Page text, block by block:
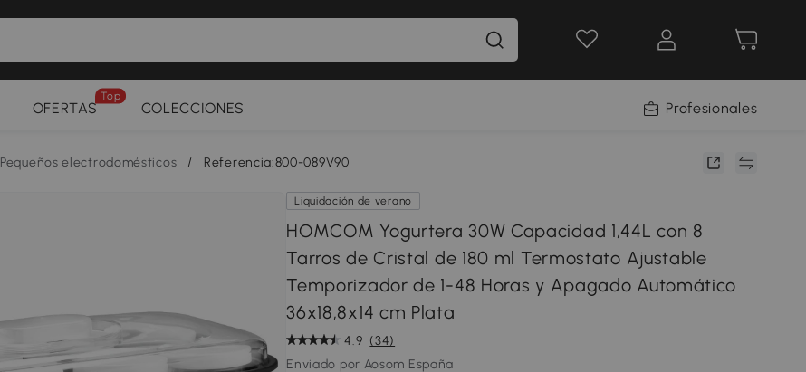
OFERTAS
Top
COLECCIONES Profesionales
Pequeños electrodomésticos / Referencia:800-089V90
Liquidación de verano
HOMCOM Yogurtera 30W Capacidad 1,44L con 8
Tarros de Cristal de 180 ml Termostato Ajustable
Temporizador de 1-48 Horas y Apagado Automático
36x18,8x14 cm Plata
4.9 (34)
Enviado por Aosom España